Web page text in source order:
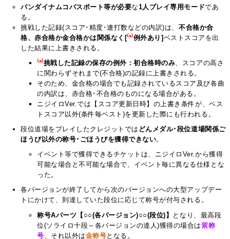
バンダイナムコパスポート等が必要な1人プレイ専用モードであ
る。
挑戦した記録(スコア･精度･連打数などの内訳)は、 不合格か合
格、赤合格か金合格かは関係なく[⁽*⁾例外あり] ベストスコアを出
した結果に上書きされる。
⁽*⁾挑戦した記録の保存の例外：初合格時のみ、スコアの高さ
に関わらずそれまで(不合格)の記録に上書きされる。
そのため、金合格の場合でも記録されているスコア及び各曲
の内訳は、赤合格･不合格のものになる場合がある。
ニジイロVer.では【スコア更新日時】の上書き条件が、ベス
トスコア以外(条件毎ベスト)を更新した際にも行われる。
段位道場をプレイしたクレジットでは どんメダル･段位道場関係ご
ほうび以外の称号･ごほうびを獲得できない。
イベント等で獲得できるチケットは、ニジイロVer.から獲得
可能な場合と不可能な場合で、イベント毎に異なる仕様とな
った。
各バージョンが終了してから次のバージョンへの大型アップデー
トにかけて、到達していた段位に応じて称号が付与される。
称号Aパーツ【○○(各バージョン)○○(段位)】
となり、最高段
位(ソライロ十段～各バージョンの達人)獲得の場合は紫称
号 、それ以外は金称号となる。